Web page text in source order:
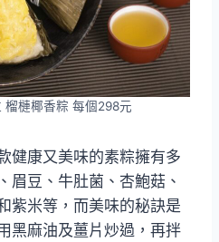
榴槤椰香粽 每個298元
健康又美味的素粽擁有多
眉豆、牛肚菌、杏鮑菇、
紫米等，而美味的秘訣是
黑麻油及薑片炒過，再拌